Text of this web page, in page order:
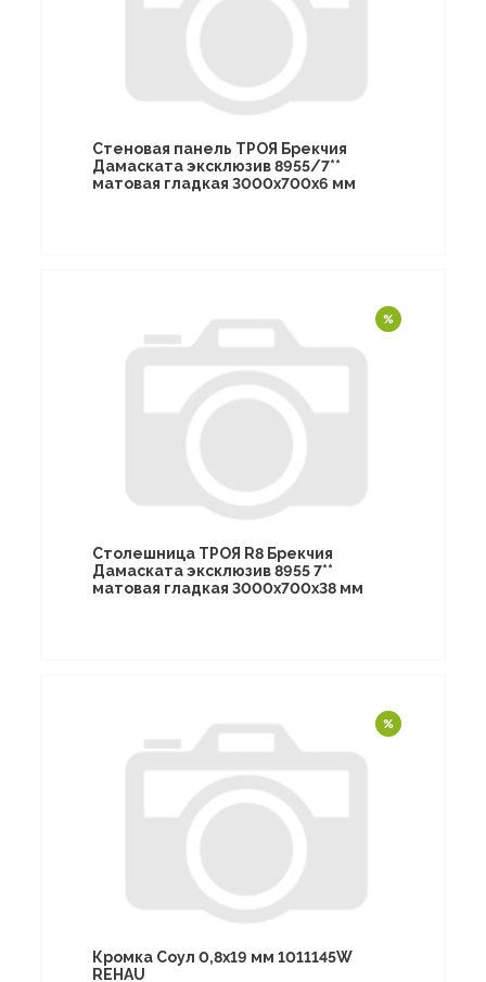
Стеновая панель ТРОЯ Брекчия
Дамаската эксклюзив 8955/7**
матовая гладкая 3000х700х6 мм
Столешница ТРОЯ R8 Брекчия
Дамаската эксклюзив 8955 7**
матовая гладкая 3000х700х38 мм
Кромка Соул 0,8х19 мм 1011145W
REHAU